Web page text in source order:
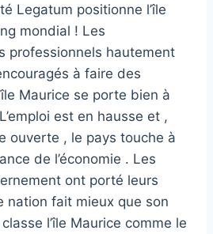
Legatum positionne l’île
mondial ! Les
professionnels hautement
à faire des
Maurice se porte bien à
est en hausse et ,
ouverte , le pays touche à
de l’économie . Les
ont porté leurs
nation fait mieux que son
l’île Maurice comme le